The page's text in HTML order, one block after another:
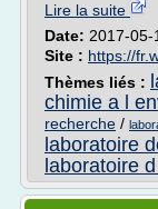
Lire la suite
Date: 2017-05-
Site : https://
Thèmes liés :
chimie a l
recherche /
laboratoire
laboratoire